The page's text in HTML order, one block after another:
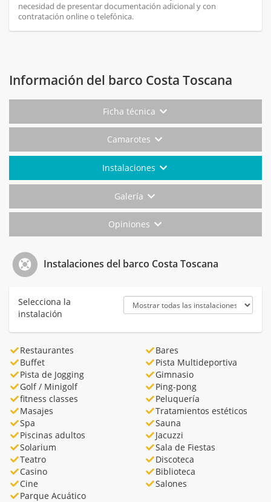
necesidad de presentar documentación adicional y con
contratación online o telefónica.
Información del barco Costa Toscana
Ficha técnica
Camarotes
Instalaciones
Galería
Opiniones
Instalaciones del barco Costa Toscana
Selecciona la
instalación
Restaurantes
Bares
Buffet
Pista Multideportiva
Pista de Jogging
Gimnasio
Golf / Minigolf
Ping-pong
fitness classes
Peluquería
Masajes
Tratamientos estéticos
Spa
Sauna
Piscinas adultos
Jacuzzi
Solarium
Sala de Fiestas
Teatro
Discoteca
Casino
Biblioteca
Cine
Salones
Parque Acuático